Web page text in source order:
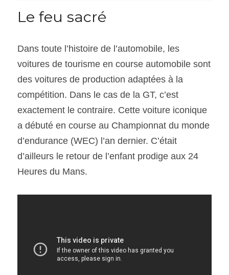
Assurance
SOUMISSION RAPIDE
Le feu sacré
Dans toute l’histoire de l’automobile, les
voitures de tourisme en course automobile sont
des voitures de production adaptées à la
compétition. Dans le cas de la GT, c’est
exactement le contraire. Cette voiture iconique
a débuté en course au Championnat du monde
d’endurance (WEC) l’an dernier. C’était
d’ailleurs le retour de l’enfant prodige aux 24
Heures du Mans.